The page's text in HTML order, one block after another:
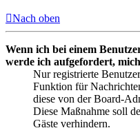
Nach oben
Wenn ich bei einem
werde ich aufgefordert,
Nur registrierte
Funktion für
diese von der Board-
Diese Maßnahme soll
Gäste verhindern.